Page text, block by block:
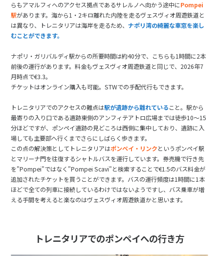
らもアマルフィへのアクセス拠点であるサレルノへ向かう途中にPompei
駅があります。海から1・2キロ離れた内陸を走るヴェスヴィオ周遊鉄道と
は異なり、トレニタリアは海岸を走るため、ナポリ湾の綺麗な車窓を楽し
むことができます。
ナポリ・ガリバルディ駅からの所要時間は約40分で、こちらも1時間に2本
前後の運行があります。料金もヴェスヴィオ周遊鉄道と同じで、2026年7
月時点で€3.3。
チケットはオンライン購入も可能。STWでの手配代行もできます。
トレニタリアでのアクセスの難点は駅が遺跡から離れていること。駅から
最寄りの入り口である遺跡東側のアンフィテアトロ広場までは徒歩10～15
分ほどですが、ポンペイ遺跡の見どころは西側に集中しており、遺跡に入
場しても主要部へ行くまでさらにしばらく歩きます。
この点の解決策としてトレニタリアはポンペイ・リンクというポンペイ駅
とマリーナ門を往復するシャトルバスを運行しています。券売機で行き先
を"Pompei"ではなく"Pompei Scavi"と検索することで€1.5のバス料金が
追加されたチケットを買うことができます。バスの運行頻度は1時間に1本
ほどで全ての列車に接続しているわけではないようですし、バス乗車が増
える手間を考えると楽なのはヴェスヴィオ周遊鉄道かと思います。
トレニタリアでのポンペイへの行き方